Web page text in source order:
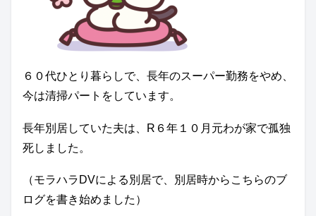
６０代ひとり暮らしで、長年のスーパー勤務をやめ、
今は清掃パートをしています。
長年別居していた夫は、R６年１０月元わが家で孤独
死しました。
（モラハラDVによる別居で、別居時からこちらのブ
ログを書き始めました）